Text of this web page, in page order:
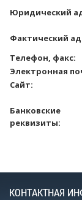
Юридический
Фактический
Телефон, факс:
Электронная
Сайт:
Банковские
реквизиты:
КОНТАКТНАЯ